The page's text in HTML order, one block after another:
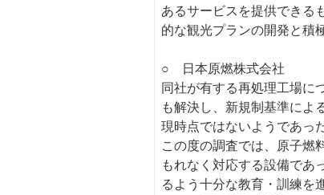
あるサービスを提供できる
的な観光プランの開発と積
○ 日本原燃株式会社
同社が有する再処理工場に
も解決し、新規制基準によ
現時点ではないようであった
この度の調査では、原子燃
もれなく対応する設備であ
るよう十分な教育・訓練を